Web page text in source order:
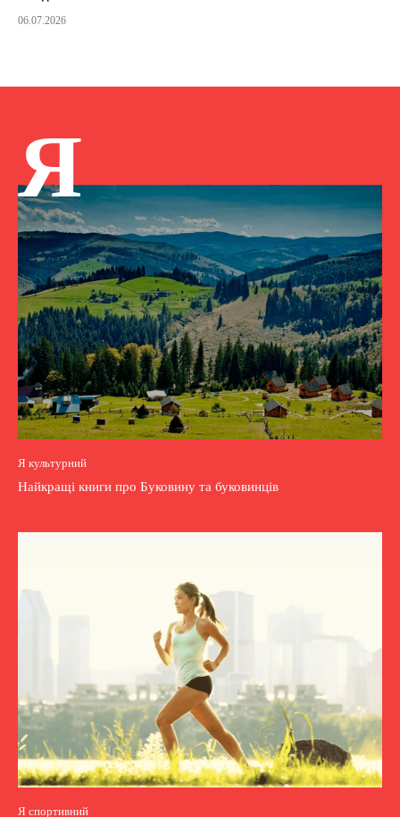
06.07.2026
Я
Я культурний
Найкращі книги про Буковину та буковинців
Я спортивний